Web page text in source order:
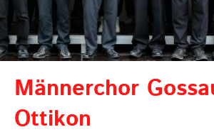
Männerchor
Ottikon